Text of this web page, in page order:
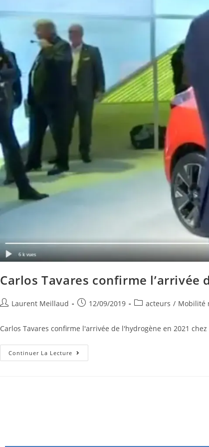
Carlos Tavares confirme l’arrivée
Laurent Meillaud 12/09/2019 acteurs / Mobilité
Carlos Tavares confirme l'arrivée de l'hydrogène en 2021
Continuer La Lecture